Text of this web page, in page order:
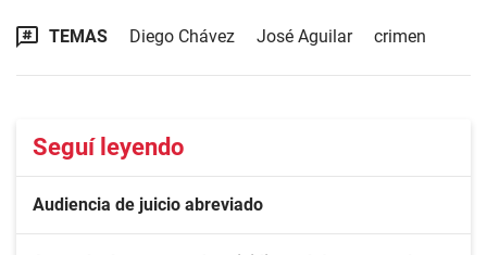
TEMAS Diego Chávez José Aguilar crimen
Seguí leyendo
Audiencia de juicio abreviado